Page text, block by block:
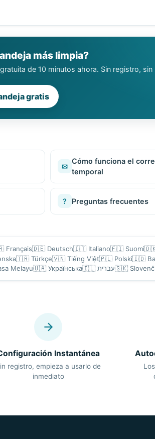
más limpia?
de 10 minutos ahora. Sin registro,
gratis
✉
Cómo funciona el
temporal
? Preguntas frecuentes
Français🇩🇪 Deutsch🇮🇹 Italiano🇫🇮 Suomi
🇹🇷 Türkçe🇻🇳 Tiếng Việt🇵🇱 Polski🇮🇩
Melayu🇺🇦 Українська🇮🇱 עברית🇸🇰
Instantánea
registro, empieza a usarlo de
inmediato